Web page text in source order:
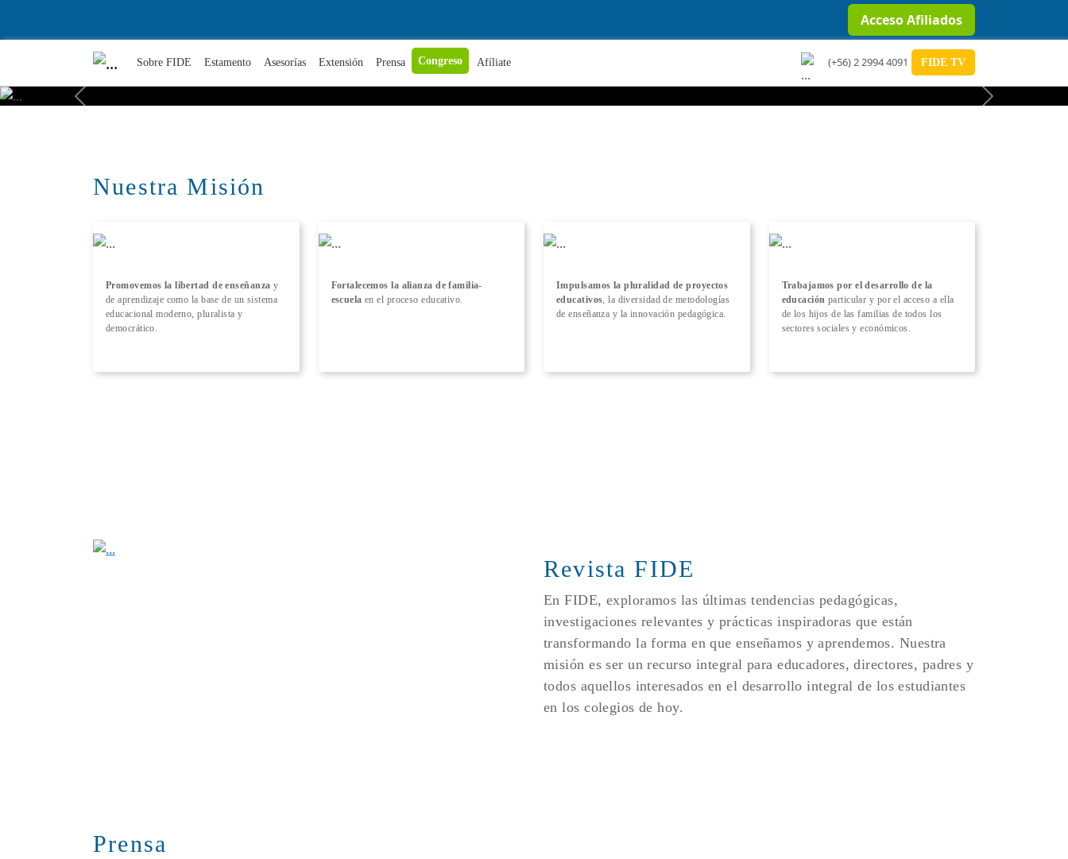
Acceso Afiliados
Sobre FIDE Estamento Asesorías Extensión Prensa Congreso Afíliate (+56) 2 2994 4091 FIDE TV
Previous Next
Nuestra Misión
Promovemos la libertad de enseñanza y
de aprendizaje como la base de un sistema
educacional moderno, pluralista y
democrático.
Fortalecemos la alianza de familia-
escuela en el proceso educativo.
Impulsamos la pluralidad de proyectos
educativos , la diversidad de metodologías
de enseñanza y la innovación pedagógica.
Trabajamos por el desarrollo de la
educación particular y por el acceso a ella
de los hijos de las familias de todos los
sectores sociales y económicos.
Revista FIDE
En FIDE, exploramos las últimas tendencias pedagógicas,
investigaciones relevantes y prácticas inspiradoras que están
transformando la forma en que enseñamos y aprendemos. Nuestra
misión es ser un recurso integral para educadores, directores, padres y
todos aquellos interesados en el desarrollo integral de los estudiantes
en los colegios de hoy.
Prensa